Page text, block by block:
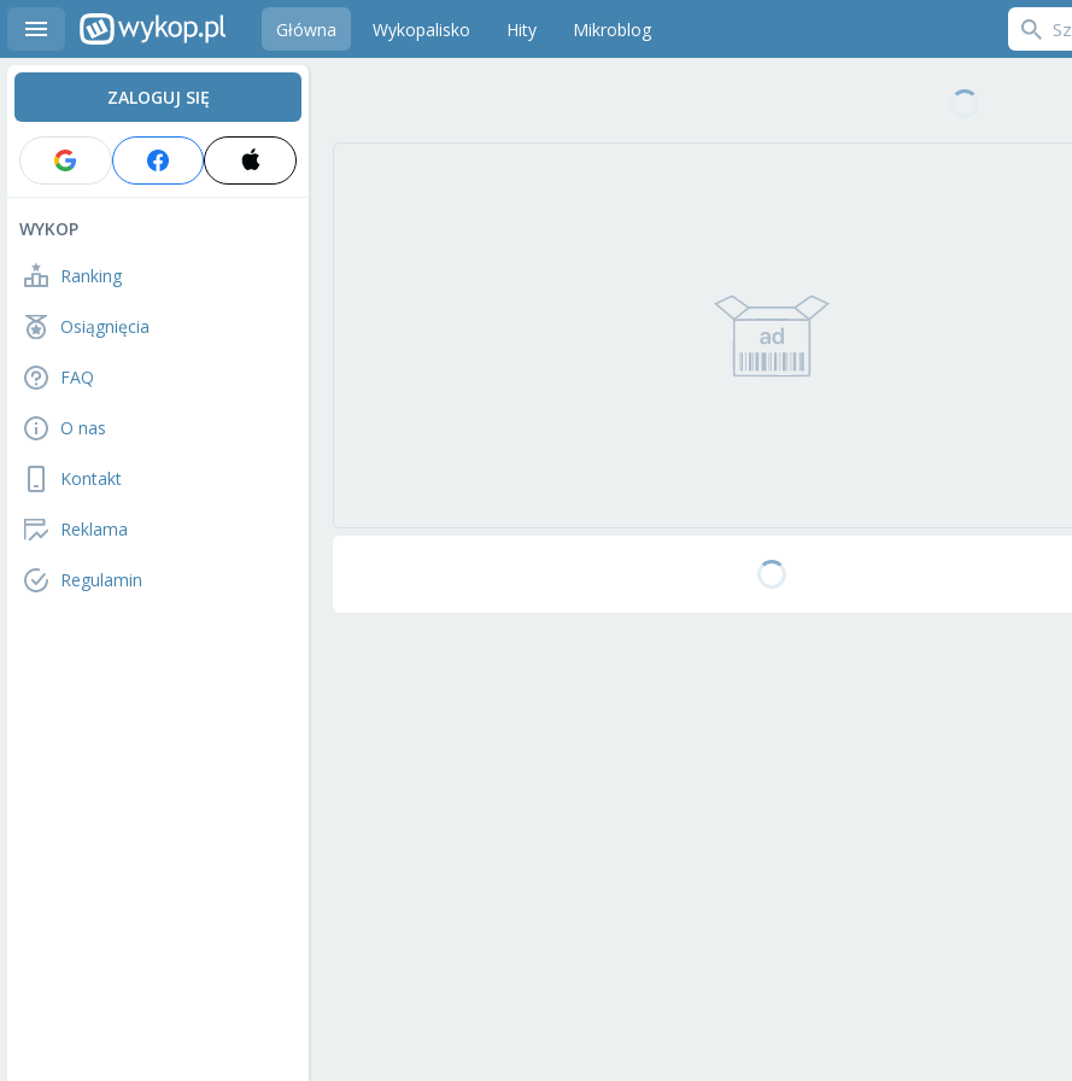
Główna Wykopalisko Hity Mikroblog
ZALOGUJ SIĘ
WYKOP
Ranking
Osiągnięcia
FAQ
O nas
Kontakt
Reklama
Regulamin